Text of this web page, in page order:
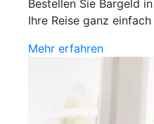
Bestellen Sie Bargeld
Ihre Reise ganz
Mehr erfahren